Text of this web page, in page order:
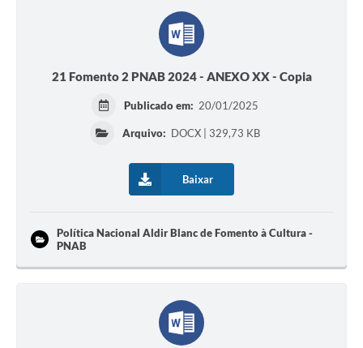
21 Fomento 2 PNAB 2024 - ANEXO XX - Copia
Publicado em: 20/01/2025
Arquivo: DOCX | 329,73 KB
Baixar
Política Nacional Aldir Blanc de Fomento à Cultura -
PNAB